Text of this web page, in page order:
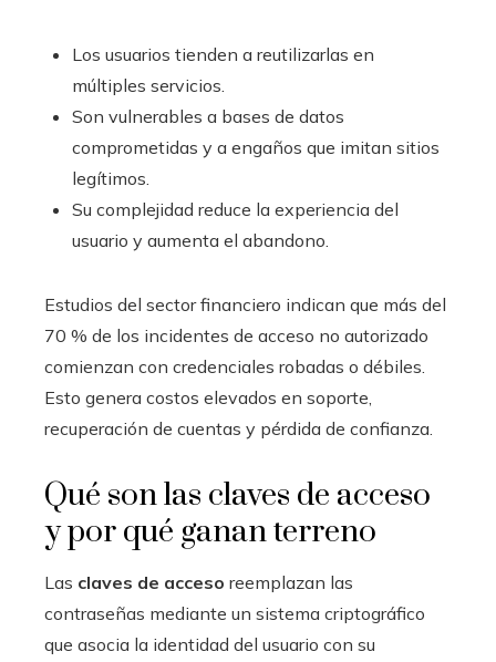
Los usuarios tienden a reutilizarlas en
múltiples servicios.
Son vulnerables a bases de datos
comprometidas y a engaños que imitan sitios
legítimos.
Su complejidad reduce la experiencia del
usuario y aumenta el abandono.
Estudios del sector financiero indican que más del
70 % de los incidentes de acceso no autorizado
comienzan con credenciales robadas o débiles.
Esto genera costos elevados en soporte,
recuperación de cuentas y pérdida de confianza.
Qué son las claves de acceso
y por qué ganan terreno
Las claves de acceso reemplazan las
contraseñas mediante un sistema criptográfico
que asocia la identidad del usuario con su